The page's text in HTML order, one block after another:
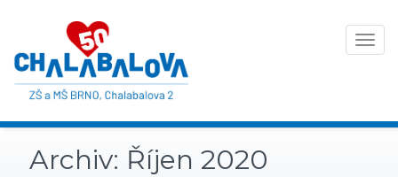
Toggle
Archiv: Říjen 2020